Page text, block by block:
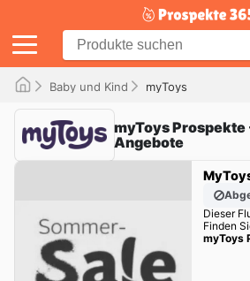
Baby und Kind myToys
myToys
Angebote
Dieser
Finden
myToys